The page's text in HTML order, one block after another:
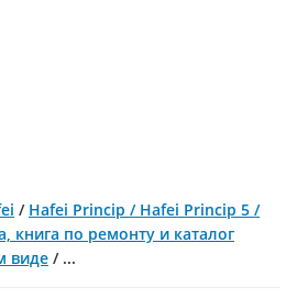
/ Hafei Princip / Hafei Princip 5 /
книга по ремонту и каталог
виде / ...